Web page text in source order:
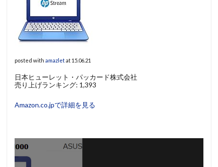
posted with amazletat 15.06.21
日本ヒューレット・パッカード株式会社
売り上げランキング: 1,393
Amazon.co.jpで詳細を見る